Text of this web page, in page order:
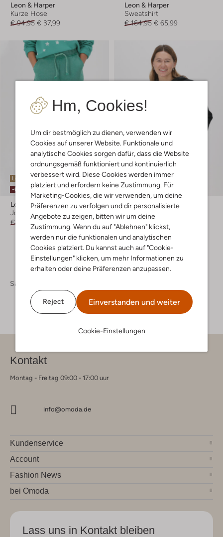
Hm, Cookies!
Um dir bestmöglich zu dienen, verwenden wir
Cookies auf unserer Website. Funktionale und
analytische Cookies sorgen dafür, dass die Website
ordnungsgemäß funktioniert und kontinuierlich
verbessert wird. Diese Cookies werden immer
platziert und erfordern keine Zustimmung. Für
Marketing-Cookies, die wir verwenden, um deine
Präferenzen zu verfolgen und dir personalisierte
Angebote zu zeigen, bitten wir um deine
Zustimmung. Wenn du auf "Ablehnen" klickst,
werden nur die funktionalen und analytischen
Cookies platziert. Du kannst auch auf "Cookie-
Einstellungen" klicken, um mehr Informationen zu
erhalten oder deine Präferenzen anzupassen.
Reject Einverstanden und weiter
Cookie-Einstellungen
Leon & Harper
Kurze Hose
€ 94,95 € 37,99
Leon & Harper
Sweatshirt
€ 164,95 € 65,99
Letzte Größen
-60%
Leon & Harper
Jogginghosen
€ 124,95
€ 49,99
Letzter Artikel
-70%
Leon & Harper
Pullover
€ 154,95
Sale
Kontakt
Montag - Freitag 09:00 - 17:00 uur
info@omoda.de
Kundenservice
Account
Fashion News
bei Omoda
Lass uns in Kontakt bleiben